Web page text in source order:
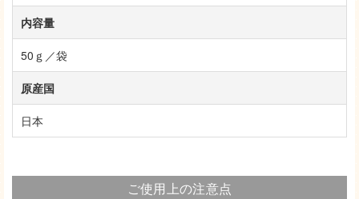
内容量
50ｇ／袋
原産国
日本
ご使用上の注意点